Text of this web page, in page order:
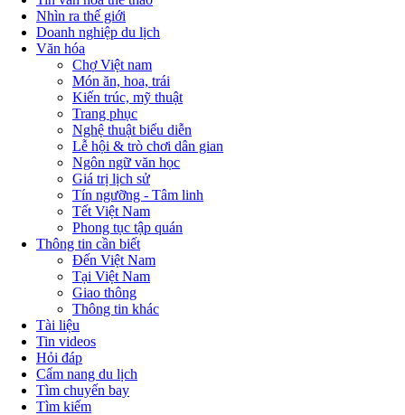
Nhìn ra thế giới
Doanh nghiệp du lịch
Văn hóa
Chợ Việt nam
Món ăn, hoa, trái
Kiến trúc, mỹ thuật
Trang phục
Nghệ thuật biểu diễn
Lễ hội & trò chơi dân gian
Ngôn ngữ văn học
Giá trị lịch sử
Tín ngưỡng - Tâm linh
Tết Việt Nam
Phong tục tập quán
Thông tin cần biết
Đến Việt Nam
Tại Việt Nam
Giao thông
Thông tin khác
Tài liệu
Tin videos
Hỏi đáp
Cẩm nang du lịch
Tìm chuyến bay
Tìm kiếm